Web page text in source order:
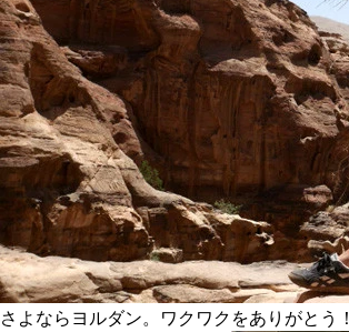
さよならヨルダン。ワクワクをありがとう！